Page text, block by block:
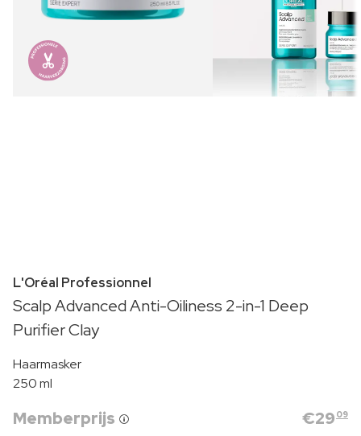
L'Oréal Professionnel
Scalp Advanced Anti-Oiliness 2-in-1 Deep
Purifier Clay
Haarmasker
250 ml
Memberprijs €29 09